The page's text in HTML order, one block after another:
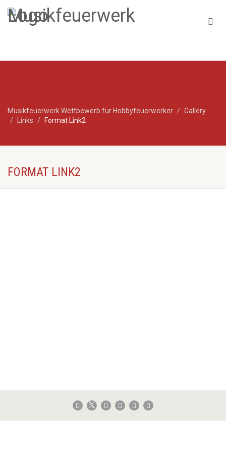
Musikfeuerwerk Wettbewerb für Hobbyfeuerwerker
Gallery
Links
Format Link2
FORMAT LINK2